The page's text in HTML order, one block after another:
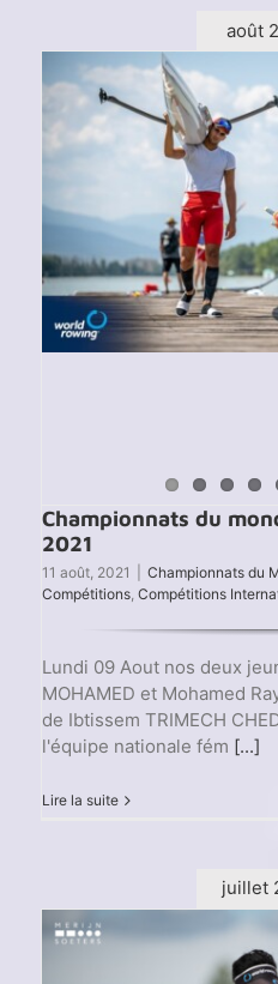
août
Championnats du
2021
11 août, 2021 Championnats du
Compétitions, Compétitions
Lundi 09 Aout nos deux
MOHAMED et Mohamed
de Ibtissem TRIMECH
l'équipe nationale fém [...]
Lire la suite
juillet